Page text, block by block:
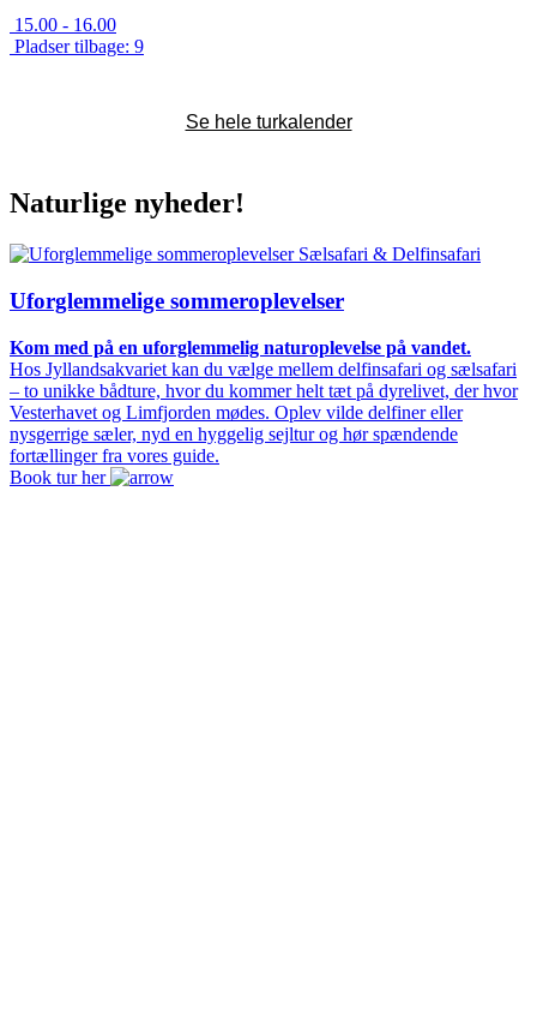
15.00 - 16.00
Pladser tilbage: 9
Se hele turkalender
Naturlige nyheder!
Sælsafari & Delfinsafari
Uforglemmelige sommeroplevelser
Kom med på en uforglemmelig naturoplevelse på vandet.
Hos Jyllandsakvariet kan du vælge mellem delfinsafari og sælsafari
– to unikke bådture, hvor du kommer helt tæt på dyrelivet, der hvor
Vesterhavet og Limfjorden mødes. Oplev vilde delfiner eller
nysgerrige sæler, nyd en hyggelig sejltur og hør spændende
fortællinger fra vores guide.
Book tur her